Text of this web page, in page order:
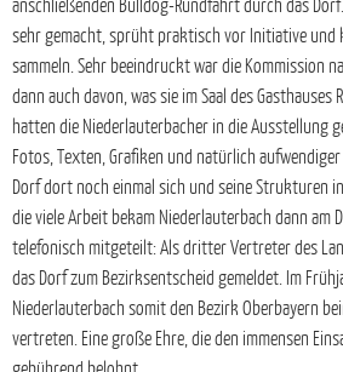
anschließenden Bulldog-Rundfahrt durch das
sehr gemacht, sprüht praktisch vor Initiative und
sammeln. Sehr beeindruckt war die Kommission
dann auch davon, was sie im Saal des Gasthauses
hatten die Niederlauterbacher in die Ausstellung
Fotos, Texten, Grafiken und natürlich
Dorf dort noch einmal sich und seine Strukturen
die viele Arbeit bekam Niederlauterbach dann am
telefonisch mitgeteilt: Als dritter Vertreter des
das Dorf zum Bezirksentscheid gemeldet. Im
Niederlauterbach somit den Bezirk Oberbayern
vertreten. Eine große Ehre, die den immensen